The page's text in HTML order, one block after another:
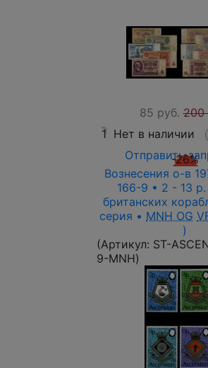
85 руб. 200
1 Нет в наличии
Отправить-26%
Вознесения о-в
166-9 • 2 - 13
британских
серия • MNH OG
)
(Артикул: ST-
9-MNH)